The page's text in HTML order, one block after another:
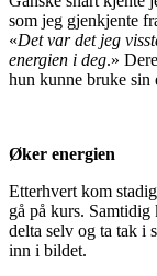
som jeg gjenkjente
«Det var det jeg
energien i deg.»
hun kunne bruke sin
Øker energien
Etterhvert kom
gå på kurs.
delta selv og ta tak i
inn i bildet.